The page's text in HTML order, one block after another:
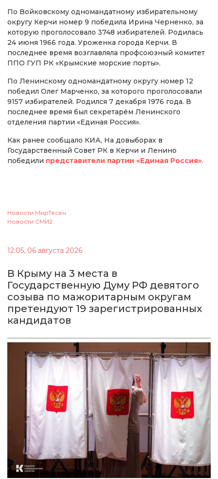
По Войковскому одномандатному избирательному
округу Керчи номер 9 победила Ирина Черненко, за
которую проголосовало 3748 избирателей. Родилась
24 июня 1966 года. Уроженка города Керчи. В
последнее время возглавляла профсоюзный комитет
ППО ГУП РК «Крымские морские порты».
По Ленинскому одномандатному округу номер 12
победил Олег Марченко, за которого проголосовали
9157 избирателей. Родился 7 декабря 1976 года. В
последнее время был секретарём Ленинского
отделения партии «Единая Россия».
Как ранее сообщало КИА, На довыборах в
Государственный Совет РК в Керчи и Ленино
победили представители партии «Единая Россия».
Новости МирТесен
Новости СМИ2
12:05, 06 августа 2026
В Крыму на 3 места в
Государственную Думу РФ девятого
созыва по мажоритарным округам
претендуют 19 зарегистрированных
кандидатов